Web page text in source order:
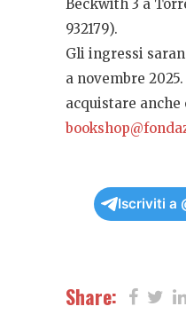
Beckwith 3 a
932179).
Gli ingressi
a novembre
acquistare
Iscriviti a
Share: